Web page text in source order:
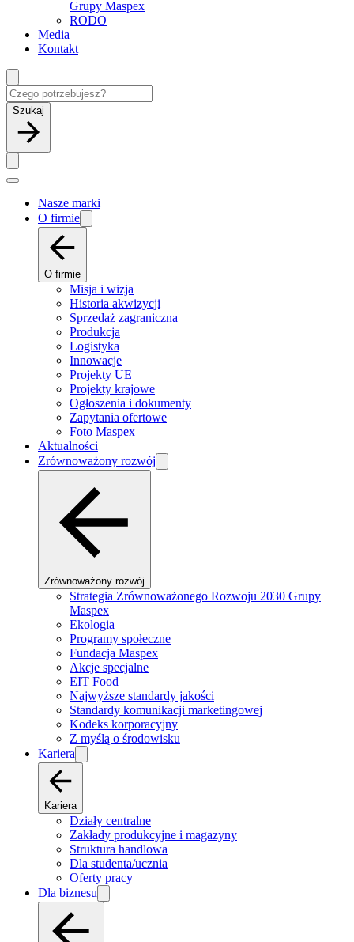
Grupy Maspex
RODO
Media
Kontakt
Szukaj
Nasze marki
O firmie
O firmie
Misja i wizja
Historia akwizycji
Sprzedaż zagraniczna
Produkcja
Logistyka
Innowacje
Projekty UE
Projekty krajowe
Ogłoszenia i dokumenty
Zapytania ofertowe
Foto Maspex
Aktualności
Zrównoważony rozwój
Zrównoważony rozwój
Strategia Zrównoważonego Rozwoju 2030 Grupy
Maspex
Ekologia
Programy społeczne
Fundacja Maspex
Akcje specjalne
EIT Food
Najwyższe standardy jakości
Standardy komunikacji marketingowej
Kodeks korporacyjny
Z myślą o środowisku
Kariera
Kariera
Działy centralne
Zakłady produkcyjne i magazyny
Struktura handlowa
Dla studenta/ucznia
Oferty pracy
Dla biznesu